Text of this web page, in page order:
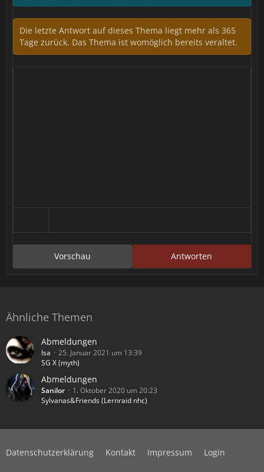
Die letzte Antwort auf dieses Thema liegt mehr als 365
Tage zurück. Das Thema ist womöglich bereits veraltet.
Antworten
Vorschau
Ähnliche Themen
Abmeldungen
Isa
25. Januar 2021 um 13:39
SG X (myth)
Abmeldungen
Sanilor
1. Oktober 2020 um 20:23
Sylvanas&Friends (Lernraid nhc)
Datenschutzerklärung Kontakt Impressum Login